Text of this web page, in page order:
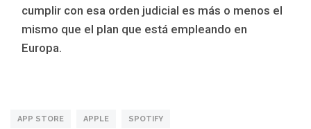
cumplir con esa orden judicial es más o menos el
mismo que el plan que está empleando en
Europa.
APP STORE APPLE SPOTIFY